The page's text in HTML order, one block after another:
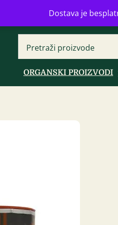
Dostava je
16b, Novi Beograd
ORGANSKI PROIZVODI